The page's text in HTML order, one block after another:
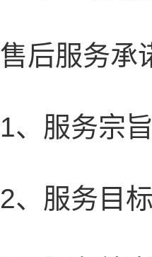
售后服务承
1、服务宗
2、服务目